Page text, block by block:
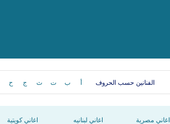
الفنانين حسب الحروف أ ب ت ث ج ح
اغاني مصرية اغاني لبنانيه اغاني كويتية